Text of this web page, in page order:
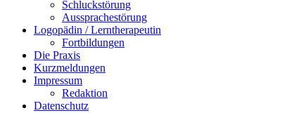
Schluckstörung
Aussprachestörung
Logopädin / Lerntherapeutin
Fortbildungen
Die Praxis
Kurzmeldungen
Impressum
Redaktion
Datenschutz